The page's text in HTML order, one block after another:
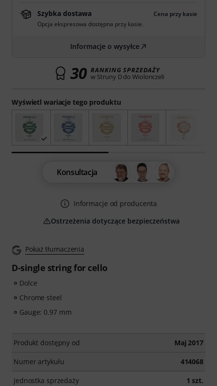
Pokaż tłumaczenia
D-single string for cello
Dolce
Chrome steel
Gauge: 0.97 mm
Produkt dostępny od Maj 2017
Numer artykułu 414068
Jednostka sprzedaży 1 szt.
Wyświetl wariacje tego produktu
Szybka dostawa
Cena przy kasie
Opcja ekspresowa dostępna przy kasie.
Informacje o wysyłce
30 RANKING SPRZEDAŻY
w Struny D do Wiolonczeli
Konsultacja
Informacje od producenta
Ostrzeżenia dotyczące bezpieczeństwa